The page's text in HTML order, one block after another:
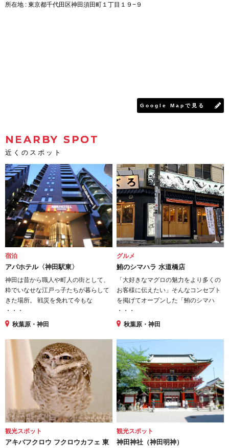
Google Mapで見る
所在地 : 東京都千代田区神田須田町１丁目１９−９
NEARBY SPOT
近くのスポット
宿泊
アパホテル〈神田駅東〉
神田は昔から職人や町人の街として、
粋でいなせな江戸っ子たちが暮らして
きた場所。 戦災を免れて今もな
・・・
秋葉原・神田
グルメ
鮪のシマハラ 水道橋店
「大好きなマグロの魅力をより多くの
お客様に伝えたい」そんなコンセプト
を掲げてオープンした「鮪のシマハ
・・・
秋葉原・神田
観光スポット
アキバフクロウ フクロウカフェ 東
観光スポット
神田神社（神田明神）